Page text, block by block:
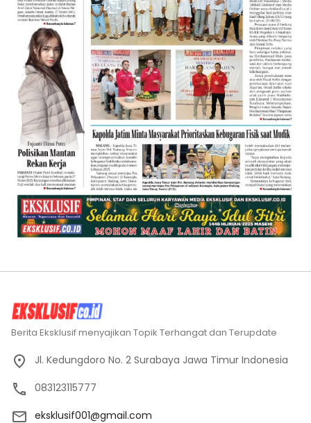
Berita Eksklusif menyajikan Topik Terhangat dan Terupdate
Jl. Kedungdoro No. 2 Surabaya Jawa Timur Indonesia
083123115777
eksklusif001@gmail.com